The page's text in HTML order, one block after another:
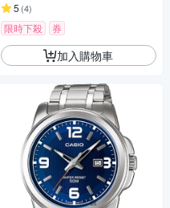
5 (4)
限時下殺 券
加入購物車